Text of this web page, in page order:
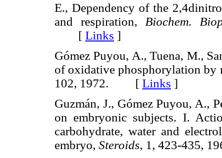
E., Dependency of the
and respiration, Biochem.
[ Links ]
Gómez Puyou, A., Tuena, M.,
of oxidative phosphorylation by
102, 1972. [ Links ]
Guzmán, J., Gómez Puyou, A.,
on embryonic subjects. I.
carbohydrate, water and
embryo, Steroids, 1, 423-